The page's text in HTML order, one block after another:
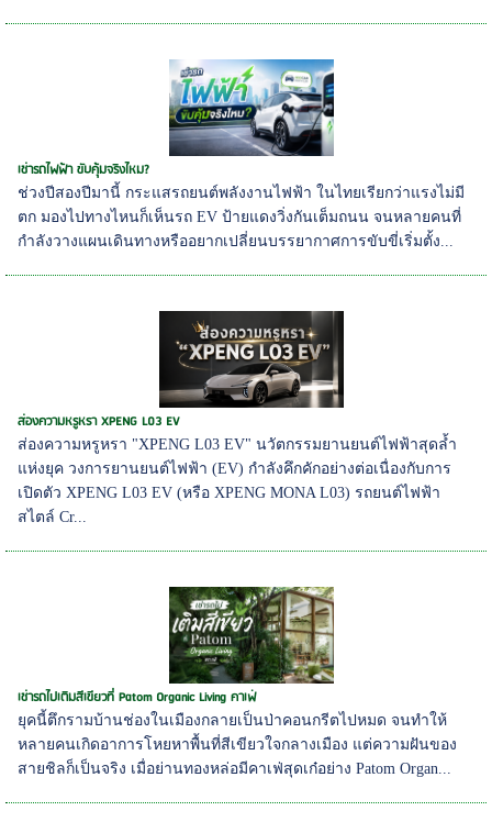
เช่ารถไฟฟ้า ขับคุ้มจริงไหม?
ช่วงปีสองปีมานี้ กระแสรถยนต์พลังงานไฟฟ้า ในไทยเรียกว่าแรงไม่มี
ตก มองไปทางไหนก็เห็นรถ EV ป้ายแดงวิ่งกันเต็มถนน จนหลายคนที่
กำลังวางแผนเดินทางหรืออยากเปลี่ยนบรรยากาศการขับขี่เริ่มตั้ง...
ส่องความหรูหรา XPENG L03 EV
ส่องความหรูหรา "XPENG L03 EV" นวัตกรรมยานยนต์ไฟฟ้าสุดล้ำ
แห่งยุค วงการยานยนต์ไฟฟ้า (EV) กำลังคึกคักอย่างต่อเนื่องกับการ
เปิดตัว XPENG L03 EV (หรือ XPENG MONA L03) รถยนต์ไฟฟ้า
สไตล์ Cr...
เช่ารถไปเติมสีเขียวที่ Patom Organic Living คาเฟ่
ยุคนี้ตึกรามบ้านช่องในเมืองกลายเป็นป่าคอนกรีตไปหมด จนทำให้
หลายคนเกิดอาการโหยหาพื้นที่สีเขียวใจกลางเมือง แต่ความฝันของ
สายชิลก็เป็นจริง เมื่อย่านทองหล่อมีคาเฟ่สุดเก๋อย่าง Patom Organ...